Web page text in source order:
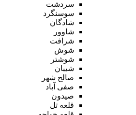
سردشت
سوسنگرد
شادگان
شاوور
شرافت
شوش
شوشتر
شیبان
صالح شهر
صفی آباد
صیدون
قلعه تل